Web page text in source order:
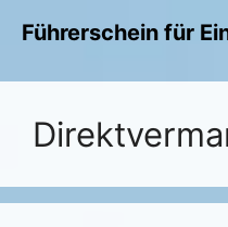
InhaltFührerschein für